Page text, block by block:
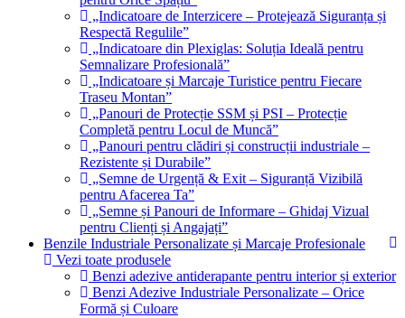
„Indicatoare de Interzicere – Protejează Siguranța și
Respectă Regulile”
„Indicatoare din Plexiglas: Soluția Ideală pentru
Semnalizare Profesională”
„Indicatoare și Marcaje Turistice pentru Fiecare
Traseu Montan”
„Panouri de Protecție SSM și PSI – Protecție
Completă pentru Locul de Muncă”
„Panouri pentru clădiri și construcții industriale –
Rezistente și Durabile”
„Semne de Urgență & Exit – Siguranță Vizibilă
pentru Afacerea Ta”
„Semne și Panouri de Informare – Ghidaj Vizual
pentru Clienți și Angajați”
Benzile Industriale Personalizate și Marcaje Profesionale
Vezi toate produsele
Benzi adezive antiderapante pentru interior și exterior
Benzi Adezive Industriale Personalizate – Orice
Formă și Culoare